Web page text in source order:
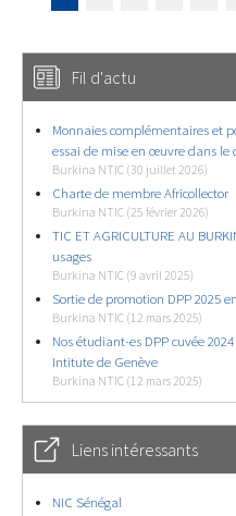
Fil d'actu
Monnaies complémentaires et
essai de mise en œuvre dans le
Burkina NTIC (30 juillet 2026)
Charte de membre Africollector
Burkina NTIC (25 février 2026)
TIC ET AGRICULTURE AU
usages
Burkina NTIC (9 avril 2025)
Sortie de promotion DPP 2025
Burkina NTIC (12 mars 2025)
Nos étudiant-es DPP cuvée
Intitute de Genève
Burkina NTIC (12 mars 2025)
Liens intéressants
NIC Sénégal